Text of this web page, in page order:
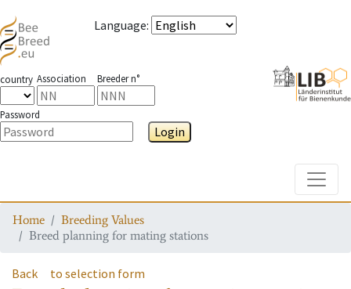
Language:
country Association Breeder n°
Password
Login
Home
Breeding Values
Breed planning for mating stations
Back to selection form